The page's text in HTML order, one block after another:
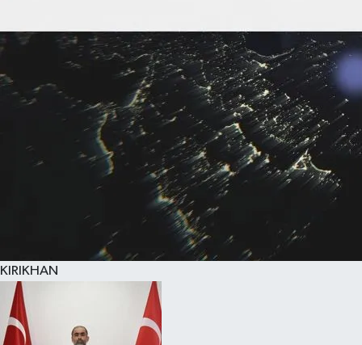
KIRIKHAN